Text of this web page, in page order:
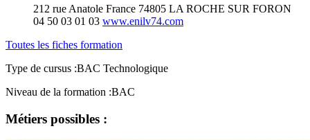
212 rue Anatole France 74805 LA ROCHE SUR FORON
04 50 03 01 03 www.enilv74.com
Toutes les fiches formation
Type de cursus :BAC Technologique
Niveau de la formation :BAC
Métiers possibles :